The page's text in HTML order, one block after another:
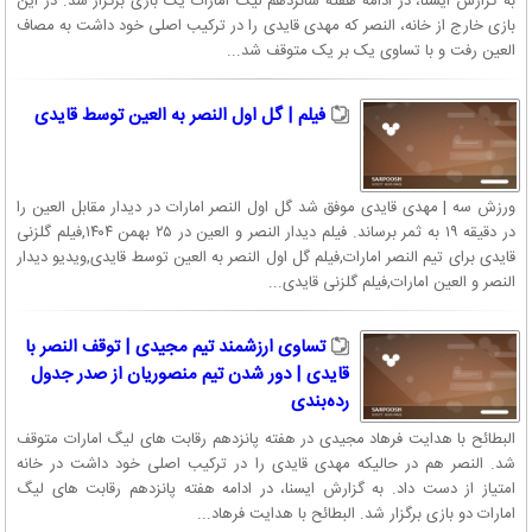
خود، نمایش درخشانی از خود نشان داد. از این رو هواداران استقلال به او
لقب باشو کوچک را داده‌اند.
تیم ملی
قایدی به تیم ملی ایران زیر ۲۰ سال برای شرکت در جام جهانی زیر بیست سال
۲۰۱۷، تحت مدیریت امیر حسین پیروانی دعوت شد. قایدی پس از نشستن
روی نیمکت برای بازی مقدماتی ایران مقابل کاستاریکا، اولین مسابقه خود را
در برابر زامبیا به میدان رفت و در این بازی ۱۸ دقیقه بازی کرد. او همچنین
برای چند دقیقه در برابر پرتغال بازی کرد؛ اما مصدوم و از مسابقه خارج شد.
مهدی قائدی در روز نهم بهمن ماه سال ۹۶ در حالی که برای کارهای مربوط به
دانشگاهش به بوشهر رفته بود در حادثه رانندگی مصدوم و روانه بیمارستان
خلیج فارس شد. او به همراه برخی دوستانش سوار بر ماشین در حال برگشت
از تماشای مسابقات فوتبال ساحلی بودند که خودروی آنها در اتوبان امام
علی (ع) بوشهر واژگون می شود.
بازی خارج از خانه، النصر که مهدی قایدی را در ترکیب اصلی خود داشت به مصاف
العین رفت و با تساوی یک بر یک متوقف شد...
فیلم | گل اول النصر به العین توسط قایدی
ورزش سه | مهدی قایدی موفق شد گل اول النصر امارات در دیدار مقابل العین را
در دقیقه ۱۹ به ثمر برساند. فیلم دیدار النصر و العین در ۲۵ بهمن ۱۴۰۴,فیلم گلزنی
قایدی برای تیم النصر امارات,فیلم گل اول النصر به العین توسط قایدی,ویدیو دیدار
النصر و العین امارات,فیلم گلزنی قایدی...
تساوی ارزشمند تیم مجیدی | توقف النصر با
قایدی | دور شدن تیم منصوریان از صدر جدول
رده‌بندی
البطائح با هدایت فرهاد مجیدی در هفته پانزدهم رقابت های لیگ امارات متوقف
شد. النصر هم در حالیکه مهدی قایدی را در ترکیب اصلی خود داشت در خانه
امتیاز از دست داد. به گزارش ایسنا، در ادامه هفته پانزدهم رقابت های لیگ
امارات دو بازی برگزار شد. البطائح با هدایت فرهاد...